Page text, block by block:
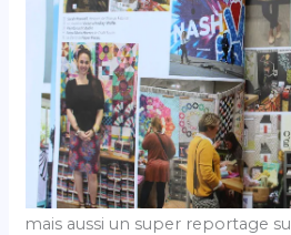
mais aussi un super reportage